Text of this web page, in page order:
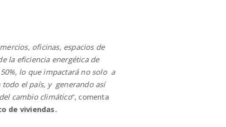
oficinas, espacios de
la eficiencia energética de
lo que impactará no solo a
el país, y generando así
cambio climático”, comenta
de viviendas.